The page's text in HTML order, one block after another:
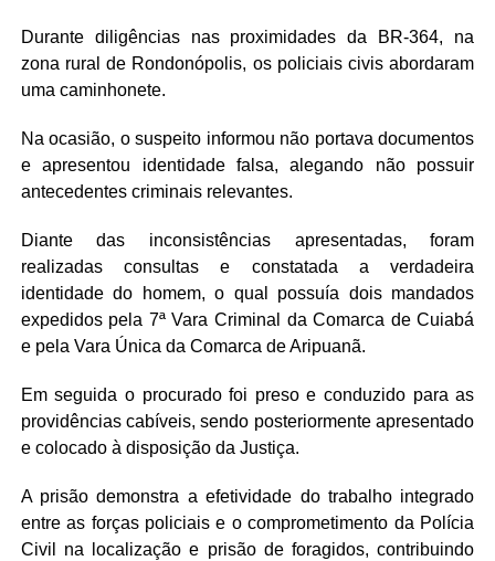
Durante diligências nas proximidades da BR-364, na
zona rural de Rondonópolis, os policiais civis abordaram
uma caminhonete.
Na ocasião, o suspeito informou não portava documentos
e apresentou identidade falsa, alegando não possuir
antecedentes criminais relevantes.
Diante das inconsistências apresentadas, foram
realizadas consultas e constatada a verdadeira
identidade do homem, o qual possuía dois mandados
expedidos pela 7ª Vara Criminal da Comarca de Cuiabá
e pela Vara Única da Comarca de Aripuanã.
Em seguida o procurado foi preso e conduzido para as
providências cabíveis, sendo posteriormente apresentado
e colocado à disposição da Justiça.
A prisão demonstra a efetividade do trabalho integrado
entre as forças policiais e o comprometimento da Polícia
Civil na localização e prisão de foragidos, contribuindo